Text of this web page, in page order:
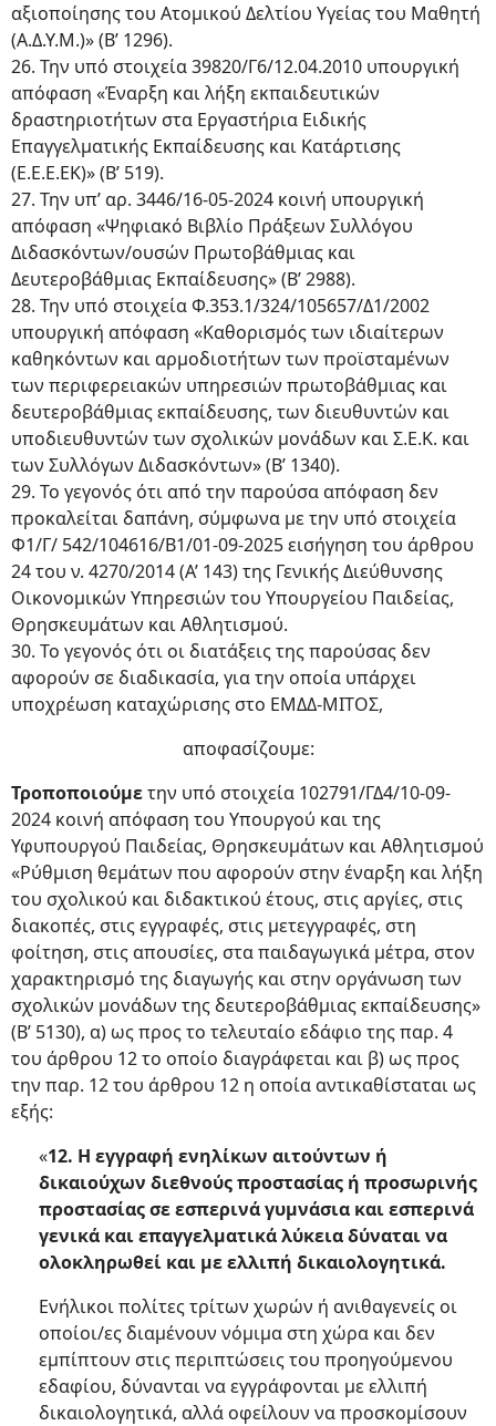
αξιοποίησης του Ατομικού Δελτίου Υγείας του Μαθητή
(Α.Δ.Υ.Μ.)» (Β’ 1296).
26. Την υπό στοιχεία 39820/Γ6/12.04.2010 υπουργική
απόφαση «Έναρξη και λήξη εκπαιδευτικών
δραστηριοτήτων στα Εργαστήρια Ειδικής
Επαγγελματικής Εκπαίδευσης και Κατάρτισης
(Ε.Ε.Ε.ΕΚ)» (Β’ 519).
27. Την υπ’ αρ. 3446/16-05-2024 κοινή υπουργική
απόφαση «Ψηφιακό Βιβλίο Πράξεων Συλλόγου
Διδασκόντων/ουσών Πρωτοβάθμιας και
Δευτεροβάθμιας Εκπαίδευσης» (Β’ 2988).
28. Την υπό στοιχεία Φ.353.1/324/105657/Δ1/2002
υπουργική απόφαση «Καθορισμός των ιδιαίτερων
καθηκόντων και αρμοδιοτήτων των προϊσταμένων
των περιφερειακών υπηρεσιών πρωτοβάθμιας και
δευτεροβάθμιας εκπαίδευσης, των διευθυντών και
υποδιευθυντών των σχολικών μονάδων και Σ.Ε.Κ. και
των Συλλόγων Διδασκόντων» (Β’ 1340).
29. Το γεγονός ότι από την παρούσα απόφαση δεν
προκαλείται δαπάνη, σύμφωνα με την υπό στοιχεία
Φ1/Γ/ 542/104616/Β1/01-09-2025 εισήγηση του άρθρου
24 του ν. 4270/2014 (Α’ 143) της Γενικής Διεύθυνσης
Οικονομικών Υπηρεσιών του Υπουργείου Παιδείας,
Θρησκευμάτων και Αθλητισμού.
30. Το γεγονός ότι οι διατάξεις της παρούσας δεν
αφορούν σε διαδικασία, για την οποία υπάρχει
υποχρέωση καταχώρισης στο ΕΜΔΔ-ΜΙΤΟΣ,
αποφασίζουμε:
Τροποποιούμετην υπό στοιχεία 102791/ΓΔ4/10-09-
2024 κοινή απόφαση του Υπουργού και της
Υφυπουργού Παιδείας, Θρησκευμάτων και Αθλητισμού
«Ρύθμιση θεμάτων που αφορούν στην έναρξη και λήξη
του σχολικού και διδακτικού έτους, στις αργίες, στις
διακοπές, στις εγγραφές, στις μετεγγραφές, στη
φοίτηση, στις απουσίες, στα παιδαγωγικά μέτρα, στον
χαρακτηρισμό της διαγωγής και στην οργάνωση των
σχολικών μονάδων της δευτεροβάθμιας εκπαίδευσης»
(Β’ 5130), α) ως προς το τελευταίο εδάφιο της παρ. 4
του άρθρου 12 το οποίο διαγράφεται και β) ως προς
την παρ. 12 του άρθρου 12 η οποία αντικαθίσταται ως
εξής:
«12. Η εγγραφή ενηλίκων αιτούντων ή
δικαιούχων διεθνούς προστασίας ή προσωρινής
προστασίας σε εσπερινά γυμνάσια και εσπερινά
γενικά και επαγγελματικά λύκεια δύναται να
ολοκληρωθεί και με ελλιπή δικαιολογητικά.
Ενήλικοι πολίτες τρίτων χωρών ή ανιθαγενείς οι
οποίοι/ες διαμένουν νόμιμα στη χώρα και δεν
εμπίπτουν στις περιπτώσεις του προηγούμενου
εδαφίου, δύνανται να εγγράφονται με ελλιπή
δικαιολογητικά, αλλά οφείλουν να προσκομίσουν